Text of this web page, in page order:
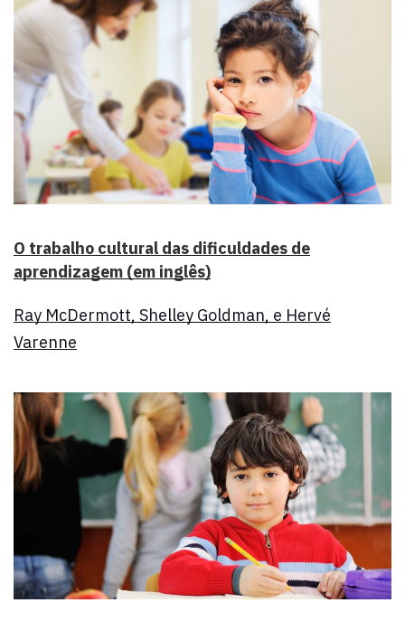
O trabalho cultural das dificuldades de
aprendizagem (em inglês)
Ray McDermott, Shelley Goldman, e Hervé
Varenne